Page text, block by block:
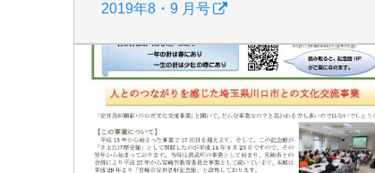
2019年8・9 月号